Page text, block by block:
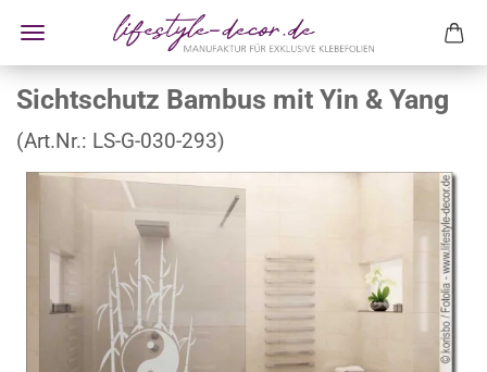
Sichtschutz Bambus mit Yin & Yang
(Art.Nr.: LS-G-030-293)